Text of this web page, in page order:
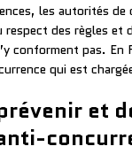
les autorités
respect des règles et
conforment pas. En
qui est
et